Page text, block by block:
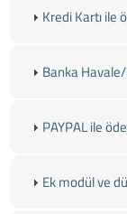
Kredi Kartı ile
Banka
PAYPAL ile
Ek modül ve